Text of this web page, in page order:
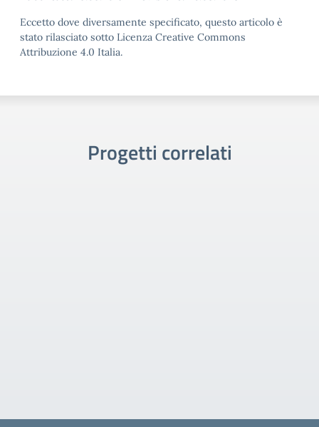
Eccetto dove diversamente specificato, questo articolo è
stato rilasciato sotto Licenza Creative Commons
Attribuzione 4.0 Italia.
Progetti correlati